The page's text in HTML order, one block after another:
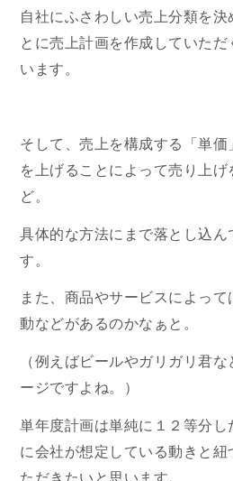
自社にふさわしい売上分類を
とに売上計画を作成していた
います。
そして、売上を構成する「単価
を上げることによって売り上げ
ど。
具体的な方法にまで落とし込ん
す。
また、商品やサービスによっ
動などがあるのかなぁと。
（例えばビールやガリガリ君
ージですよね。）
単年度計画は単純に１２等分
に会社が想定している動きと
ただきたいと思います。